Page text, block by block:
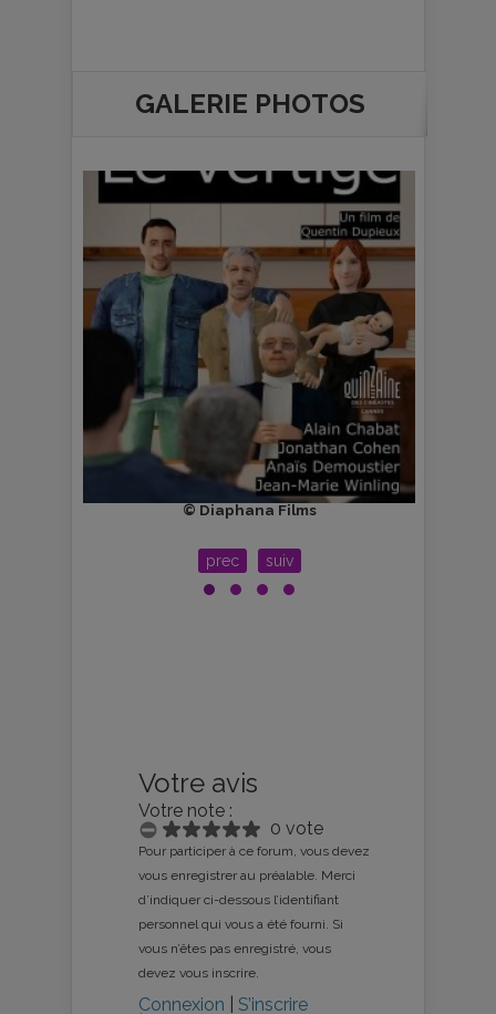
GALERIE PHOTOS
© Diaphana Films
prec suiv
Votre avis
Votre note :
0 vote
Pour participer à ce forum, vous devez
vous enregistrer au préalable. Merci
d’indiquer ci-dessous l’identifiant
personnel qui vous a été fourni. Si
vous n’êtes pas enregistré, vous
devez vous inscrire.
Connexion
S’inscrire